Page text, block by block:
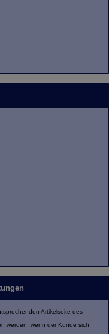
Artikelseite des
werden, wenn der Kunde sich